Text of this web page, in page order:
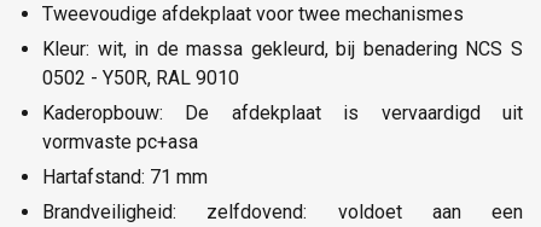
Tweevoudige afdekplaat voor twee mechanismes
Kleur: wit, in de massa gekleurd, bij benadering NCS S
0502 - Y50R, RAL 9010
Kaderopbouw: De afdekplaat is vervaardigd uit
vormvaste pc+asa
Hartafstand: 71 mm
Brandveiligheid: zelfdovend: voldoet aan een